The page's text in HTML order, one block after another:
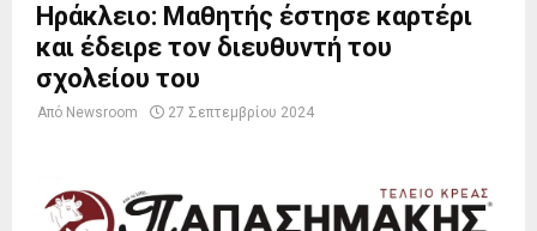
Ηράκλειο: Μαθητής έστησε καρτέρι
και έδειρε τον διευθυντή του
σχολείου του
Από Newsroom 27 Σεπτεμβρίου 2024